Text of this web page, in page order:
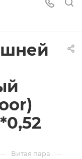
Витая пара —